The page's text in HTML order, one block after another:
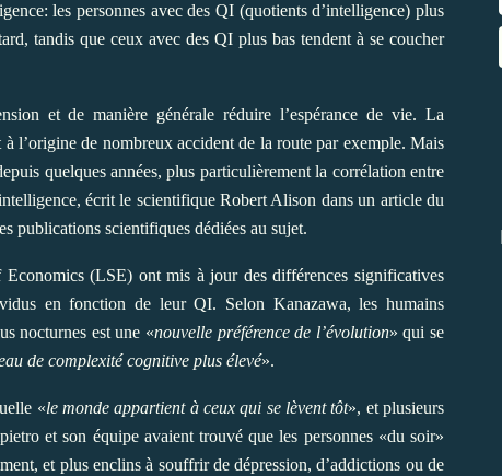
les personnes avec des QI (quotients d’intelligence) plus
tandis que ceux avec des QI plus bas tendent à se coucher
et de manière générale réduire l’espérance de vie. La
l’origine de nombreux accident de la route par exemple. Mais
quelques années, plus particulièrement la corrélation entre
écrit le scientifique Robert Alison dans un article du
publications scientifiques dédiées au sujet.
(LSE) ont mis à jour des différences significatives
en fonction de leur QI. Selon Kanazawa, les humains
nocturnes est une «nouvelle préférence de l’évolution» qui se
de complexité cognitive plus élevé».
«le monde appartient à ceux qui se lèvent tôt», et plusieurs
et son équipe avaient trouvé que les personnes «du soir»
et plus enclins à souffrir de dépression, d’addictions ou de